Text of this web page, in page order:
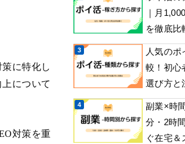
に特化し
について
対策を重
｜月
を徹底比
人気のポ
較！初心
選び方と
副業×時
分・2時
ぐ在宅＆